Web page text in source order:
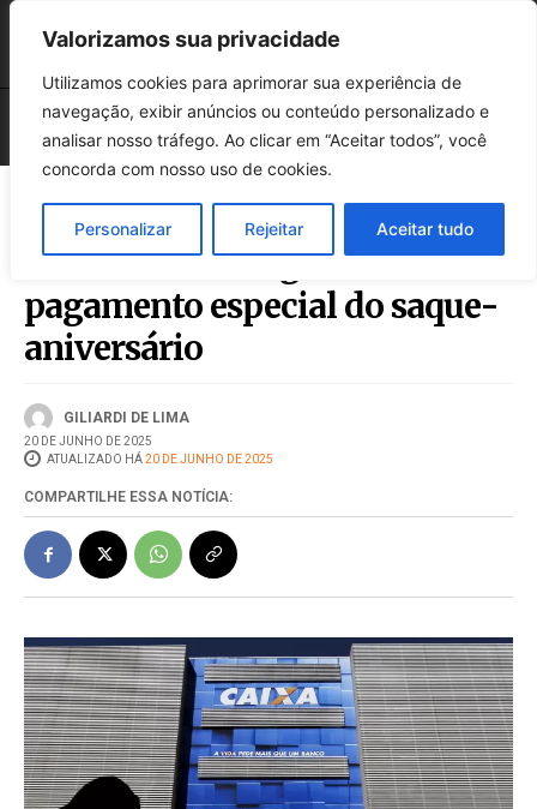
Valorizamos sua privacidade
Utilizamos cookies para aprimorar sua experiência de
navegação, exibir anúncios ou conteúdo personalizado e
analisar nosso tráfego. Ao clicar em “Aceitar todos”, você
concorda com nosso uso de cookies.
Personalizar Rejeitar Aceitar tudo
FGTS: acaba a segunda fase de
pagamento especial do saque-
aniversário
GILIARDI DE LIMA
20 DE JUNHO DE 2025
ATUALIZADO HÁ20 DE JUNHO DE 2025
COMPARTILHE ESSA NOTÍCIA: